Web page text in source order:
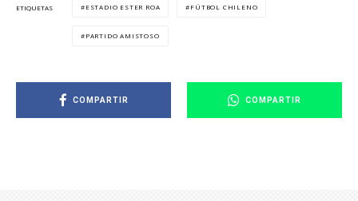
ETIQUETAS ESTADIO ESTER ROA FÚTBOL CHILENO
PARTIDO AMISTOSO
COMPARTIR COMPARTIR